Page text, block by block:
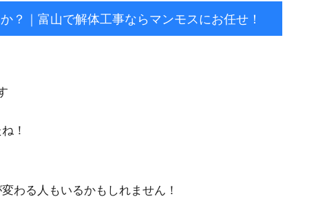
？｜富山で解体工事ならマンモスにお任せ！
！
わる人もいるかもしれません！